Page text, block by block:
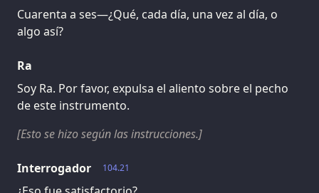
Cuarenta a ses—¿Qué, cada día, una vez al día, o
algo así?
Ra
Soy Ra. Por favor, expulsa el aliento sobre el pecho
de este instrumento.
[Esto se hizo según las instrucciones.]
104.21
Interrogador